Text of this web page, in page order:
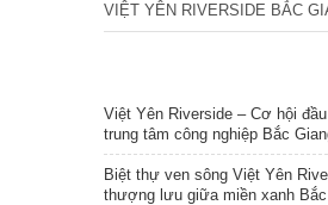
VIỆT YÊN RIVERSIDE BẮC
Việt Yên Riverside – Cơ hội
trung tâm công nghiệp Bắc
Biệt thự ven sông Việt Yên
thượng lưu giữa miền xanh